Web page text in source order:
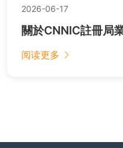
2026-06-17
關於CNNIC註冊局
阅读更多